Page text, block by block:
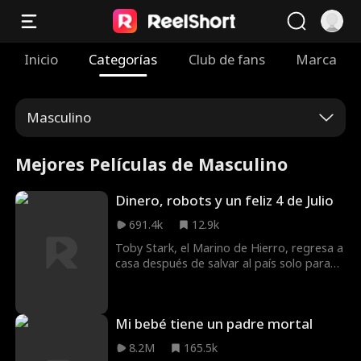
Inicio Categorías Club de fans Marca
Masculino
Mejores Películas de Masculino
Dinero, robots y un feliz 4 de Julio
691.4k
12.9k
Toby Stark, el Marino de Hierro, regresa a
casa después de salvar al país solo para
Tobias?
Mi bebé tiene un padre mortal
8.2M
165.5k